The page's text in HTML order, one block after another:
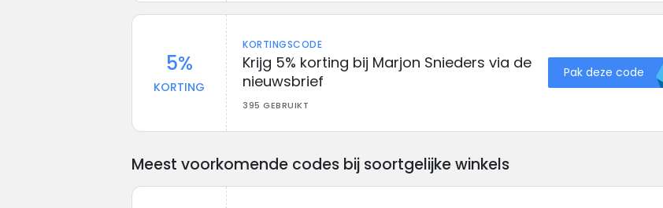
5%
KORTING
KORTINGSCODE
Krijg 5% korting bij Marjon Snieders via de
nieuwsbrief
395 GEBRUIKT
Pak deze code
Meest voorkomende codes bij soortgelijke winkels